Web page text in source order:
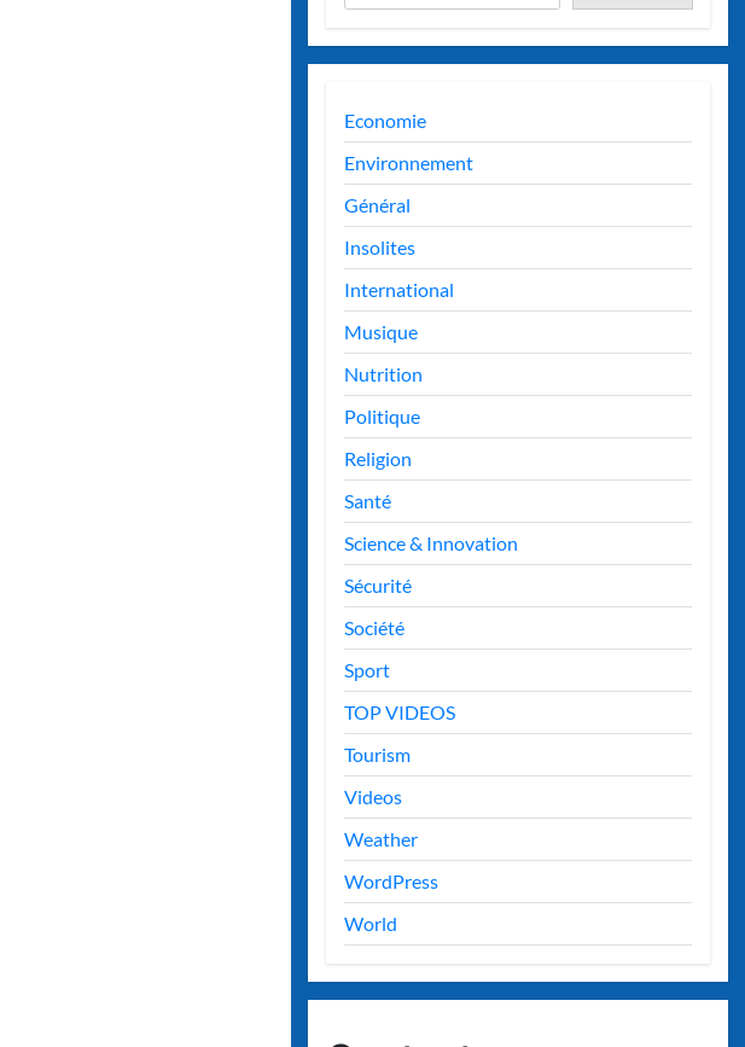
Economie
Environnement
Général
Insolites
International
Musique
Nutrition
Politique
Religion
Santé
Science & Innovation
Sécurité
Société
Sport
TOP VIDEOS
Tourism
Videos
Weather
WordPress
World